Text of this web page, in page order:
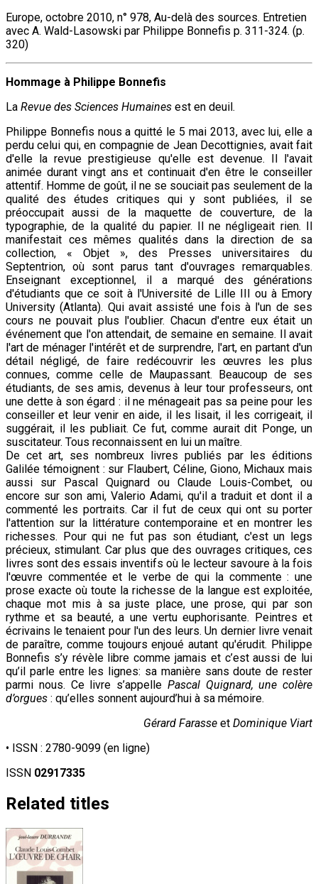
Europe, octobre 2010, n° 978, Au-delà des sources. Entretien
avec A. Wald-Lasowski par Philippe Bonnefis p. 311-324. (p.
320)
Hommage à Philippe Bonnefis
La Revue des Sciences Humaines est en deuil.
Philippe Bonnefis nous a quitté le 5 mai 2013, avec lui, elle a
perdu celui qui, en compagnie de Jean Decottignies, avait fait
d'elle la revue prestigieuse qu'elle est devenue. Il l'avait
animée durant vingt ans et continuait d'en être le conseiller
attentif. Homme de goût, il ne se souciait pas seulement de la
qualité des études critiques qui y sont publiées, il se
préoccupait aussi de la maquette de couverture, de la
typographie, de la qualité du papier. Il ne négligeait rien. Il
manifestait ces mêmes qualités dans la direction de sa
collection, « Objet », des Presses universitaires du
Septentrion, où sont parus tant d'ouvrages remarquables.
Enseignant exceptionnel, il a marqué des générations
d'étudiants que ce soit à l'Université de Lille III ou à Emory
University (Atlanta). Qui avait assisté une fois à l'un de ses
cours ne pouvait plus l'oublier. Chacun d'entre eux était un
événement que l'on attendait, de semaine en semaine. Il avait
l'art de ménager l'intérêt et de surprendre, l'art, en partant d'un
détail négligé, de faire redécouvrir les œuvres les plus
connues, comme celle de Maupassant. Beaucoup de ses
étudiants, de ses amis, devenus à leur tour professeurs, ont
une dette à son égard : il ne ménageait pas sa peine pour les
conseiller et leur venir en aide, il les lisait, il les corrigeait, il
suggérait, il les publiait. Ce fut, comme aurait dit Ponge, un
suscitateur. Tous reconnaissent en lui un maître.
De cet art, ses nombreux livres publiés par les éditions
Galilée témoignent : sur Flaubert, Céline, Giono, Michaux mais
aussi sur Pascal Quignard ou Claude Louis-Combet, ou
encore sur son ami, Valerio Adami, qu'il a traduit et dont il a
commenté les portraits. Car il fut de ceux qui ont su porter
l'attention sur la littérature contemporaine et en montrer les
richesses. Pour qui ne fut pas son étudiant, c'est un legs
précieux, stimulant. Car plus que des ouvrages critiques, ces
livres sont des essais inventifs où le lecteur savoure à la fois
l'œuvre commentée et le verbe de qui la commente : une
prose exacte où toute la richesse de la langue est exploitée,
chaque mot mis à sa juste place, une prose, qui par son
rythme et sa beauté, a une vertu euphorisante. Peintres et
écrivains le tenaient pour l'un des leurs. Un dernier livre venait
de paraître, comme toujours enjoué autant qu'érudit. Philippe
Bonnefis s’y révèle libre comme jamais et c’est aussi de lui
qu’il parle entre les lignes: sa manière sans doute de rester
parmi nous. Ce livre s’appelle Pascal Quignard, une colère
d’orgues : qu’elles sonnent aujourd’hui à sa mémoire.
Gérard Farasse et Dominique Viart
• ISSN : 2780-9099 (en ligne)
ISSN 02917335
Related titles